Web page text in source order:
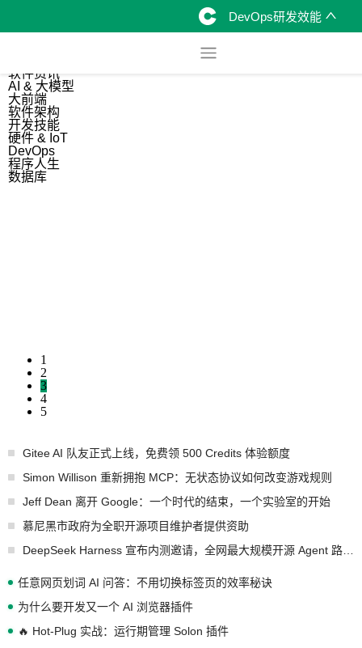
DevOps研发效能
软件资讯
AI & 大模型
大前端
软件架构
开发技能
硬件 & IoT
DevOps
程序人生
数据库
1
2
3
4
5
Gitee AI 队友正式上线，免费领 500 Credits 体验额度
Simon Willison 重新拥抱 MCP：无状态协议如何改变游戏规则
Jeff Dean 离开 Google：一个时代的结束，一个实验室的开始
慕尼黑市政府为全职开源项目维护者提供资助
任意网页划词 AI 问答：不用切换标签页的效率秘诀
为什么要开发又一个 AI 浏览器插件
🔥 Hot-Plug 实战：运行期管理 Solon 插件